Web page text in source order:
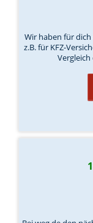
Wir haben für
z.B. für KFZ-